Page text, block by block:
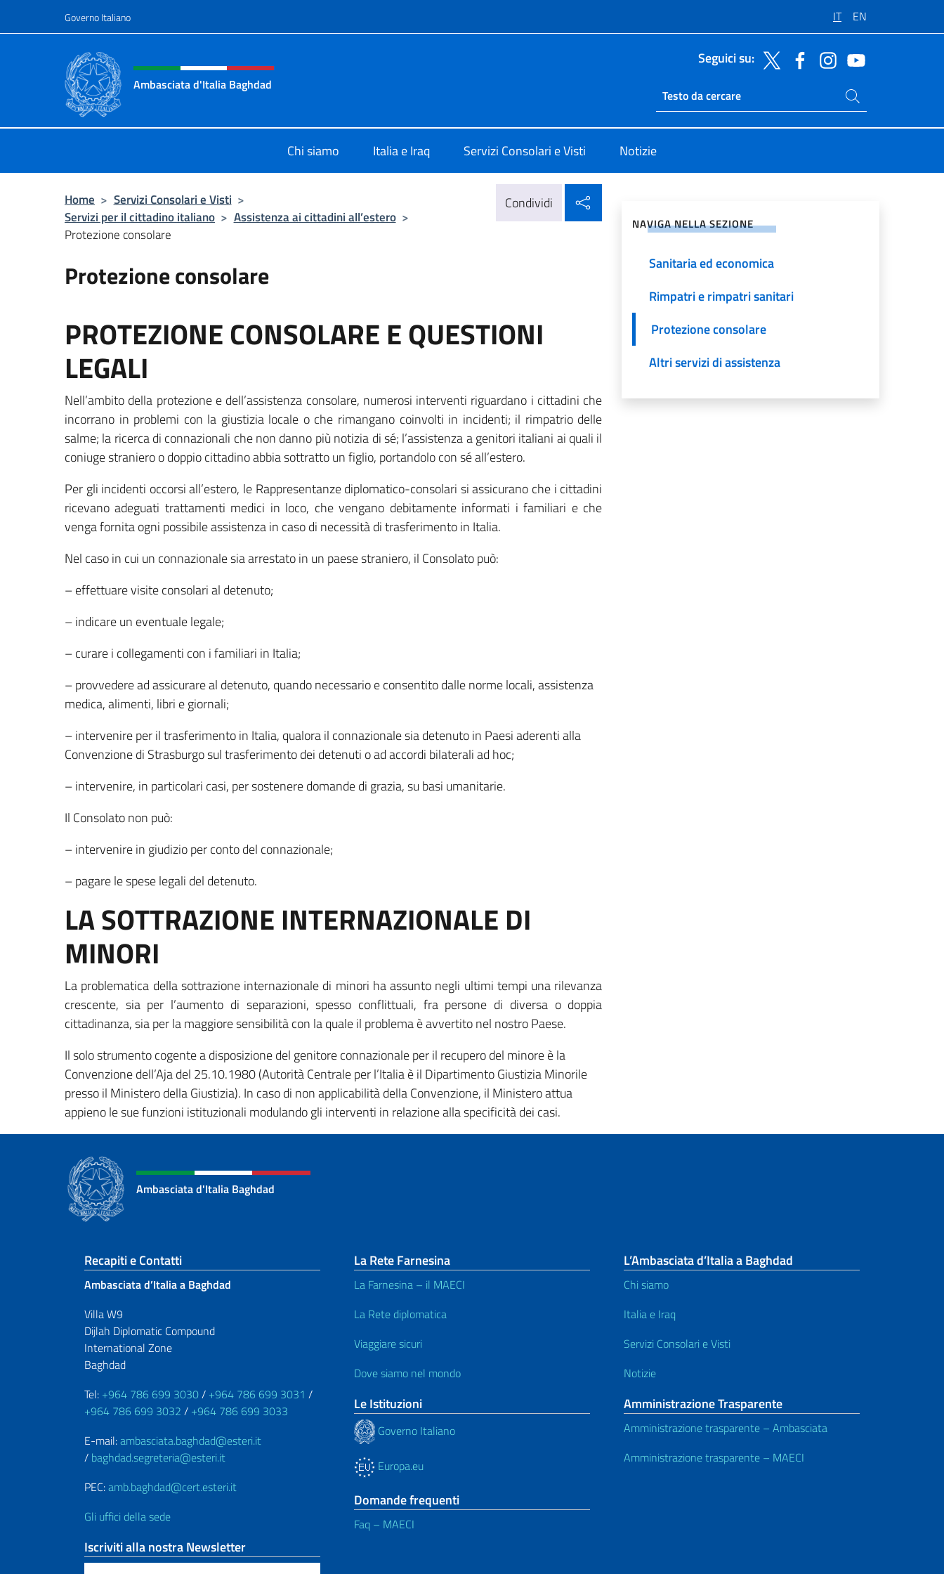
Governo Italiano IT EN
Intestazione sito, social e menù
Ambasciata d'Italia Baghdad
Seguici su:
Ricerca sito live
Cerca nel sito
Chi siamo Italia e Iraq Servizi Consolari e Visti Notizie
Home > Servizi Consolari e Visti >
Servizi per il cittadino italiano > Assistenza ai cittadini all’estero >
Protezione consolare
Condividi
Protezione consolare
PROTEZIONE CONSOLARE E QUESTIONI
LEGALI
Nell’ambito della protezione e dell’assistenza consolare, numerosi interventi riguardano i cittadini che
incorrano in problemi con la giustizia locale o che rimangano coinvolti in incidenti; il rimpatrio delle
salme; la ricerca di connazionali che non danno più notizia di sé; l’assistenza a genitori italiani ai quali il
coniuge straniero o doppio cittadino abbia sottratto un figlio, portandolo con sé all’estero.
Per gli incidenti occorsi all’estero, le Rappresentanze diplomatico-consolari si assicurano che i cittadini
ricevano adeguati trattamenti medici in loco, che vengano debitamente informati i familiari e che
venga fornita ogni possibile assistenza in caso di necessità di trasferimento in Italia.
Nel caso in cui un connazionale sia arrestato in un paese straniero, il Consolato può:
– effettuare visite consolari al detenuto;
– indicare un eventuale legale;
– curare i collegamenti con i familiari in Italia;
– provvedere ad assicurare al detenuto, quando necessario e consentito dalle norme locali, assistenza
medica, alimenti, libri e giornali;
– intervenire per il trasferimento in Italia, qualora il connazionale sia detenuto in Paesi aderenti alla
Convenzione di Strasburgo sul trasferimento dei detenuti o ad accordi bilaterali ad hoc;
– intervenire, in particolari casi, per sostenere domande di grazia, su basi umanitarie.
Il Consolato non può:
– intervenire in giudizio per conto del connazionale;
– pagare le spese legali del detenuto.
LA SOTTRAZIONE INTERNAZIONALE DI
MINORI
La problematica della sottrazione internazionale di minori ha assunto negli ultimi tempi una rilevanza
crescente, sia per l’aumento di separazioni, spesso conflittuali, fra persone di diversa o doppia
cittadinanza, sia per la maggiore sensibilità con la quale il problema è avvertito nel nostro Paese.
Il solo strumento cogente a disposizione del genitore connazionale per il recupero del minore è la
Convenzione dell’Aja del 25.10.1980 (Autorità Centrale per l’Italia è il Dipartimento Giustizia Minorile
presso il Ministero della Giustizia). In caso di non applicabilità della Convenzione, il Ministero attua
appieno le sue funzioni istituzionali modulando gli interventi in relazione alla specificità dei casi.
NAVIGA NELLA SEZIONE
Sanitaria ed economica
Rimpatri e rimpatri sanitari
Protezione consolare
Altri servizi di assistenza
Ambasciata d'Italia Baghdad
Sezione footer
Recapiti e Contatti
Ambasciata d’Italia a Baghdad
Villa W9
Dijlah Diplomatic Compound
International Zone
Baghdad
Tel: +964 786 699 3030/ +964 786 699 3031 /
+964 786 699 3032 / +964 786 699 3033
E-mail:ambasciata.baghdad@esteri.it
/ baghdad.segreteria@esteri.it
PEC:amb.baghdad@cert.esteri.it
Gli uffici della sede
Iscriviti alla nostra Newsletter
La Rete Farnesina
La Farnesina – il MAECI
La Rete diplomatica
Viaggiare sicuri
Dove siamo nel mondo
Le Istituzioni
Governo Italiano
Europa.eu
Domande frequenti
Faq – MAECI
L’Ambasciata d’Italia a Baghdad
Chi siamo
Italia e Iraq
Servizi Consolari e Visti
Notizie
Amministrazione Trasparente
Amministrazione trasparente – Ambasciata
Amministrazione trasparente – MAECI